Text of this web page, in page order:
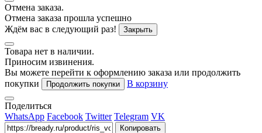
Отмена заказа.
Отмена заказа прошла успешно
Ждём вас в следующий раз!
Закрыть
Товара нет в наличии.
Приносим извинения.
Вы можете перейти к оформлению заказа или продолжить
покупки
Продолжить покупки В корзину
Поделиться
WhatsApp Facebook Twitter Telegram VK
Копировать